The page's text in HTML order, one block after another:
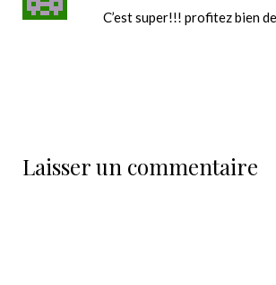
C’est super!!! profitez bien
Laisser un commentaire